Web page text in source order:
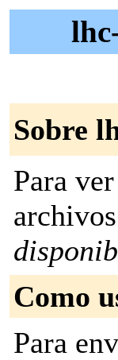
Sobre
Para
Como
Para